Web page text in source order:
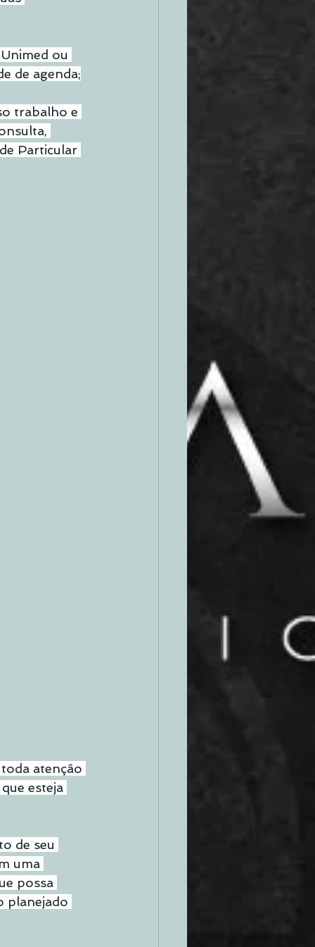
ou
de agenda;
trabalho e
Particular
atenção
esteja
de seu
uma
possa
planejado